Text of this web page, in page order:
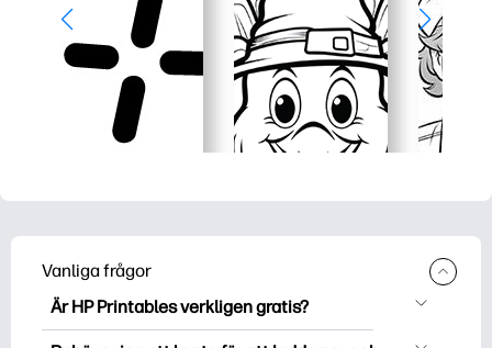
Vanliga frågor
Är HP Printables verkligen gratis?
HP Printables erbjuder över 2500 gratis